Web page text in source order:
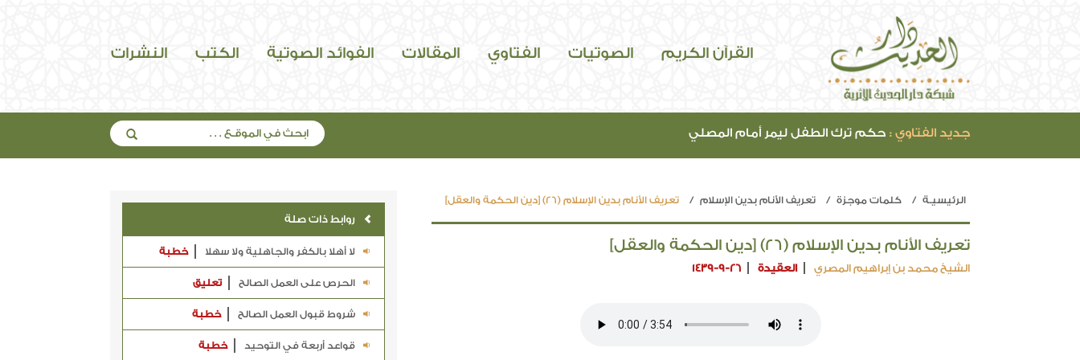
القرآن الكريم الصوتيات الفتاوي المقالات الفوائد الصوتية الكتب النشرات
جديد الفتاوي : حكم ترك الطفل ليمر أمام المصلي
الرئيسيـة كلمات موجزة تعريف الأنام بدين الإسلام تعريف الأنام بدين الإسلام (26) [دين الحكمة والعقل]
تعريف الأنام بدين الإسلام (26) [دين الحكمة والعقل]
الشيخ محمد بن إبراهيم المصري العقيدة 1439-9-26
روابط ذات صلة
لا أهلا بالكفر والجاهلية ولا سهلا خطبة
الحرص على العمل الصالح تعليق
شروط قبول العمل الصالح خطبة
قواعد أربعة في التوحيد خطبة